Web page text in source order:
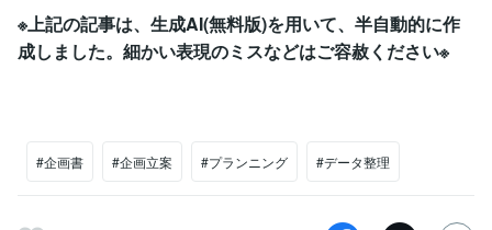
※上記の記事は、生成AI(無料版)を用いて、半自動的に作
成しました。細かい表現のミスなどはご容赦ください※
#企画書 #企画立案 #プランニング #データ整理